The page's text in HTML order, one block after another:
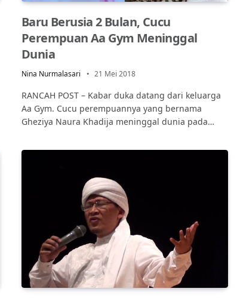
Baru Berusia 2 Bulan, Cucu
Perempuan Aa Gym Meninggal
Dunia
Nina Nurmalasari 21 Mei 2018
RANCAH POST – Kabar duka datang dari keluarga
Aa Gym. Cucu perempuannya yang bernama
Gheziya Naura Khadija meninggal dunia pada…